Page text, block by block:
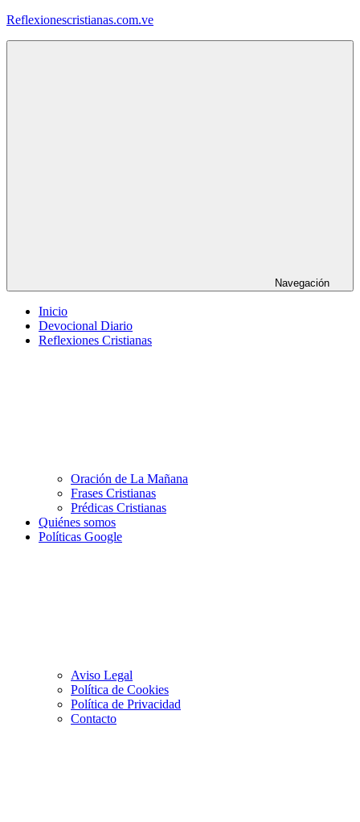
Saltar
Reflexionescristianas.com.ve
Navegación
Inicio
Devocional Diario
Reflexiones Cristianas
Oración de La Mañana
Frases Cristianas
Prédicas Cristianas
Quiénes somos
Políticas Google
Aviso Legal
Política de Cookies
Política de Privacidad
Contacto